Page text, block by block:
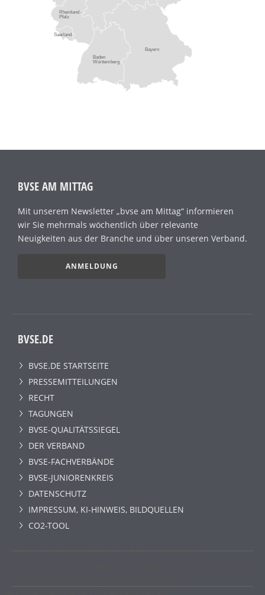
Baden
Württemberg
Bayern
Rheinland -
Pfalz
Saarland
BVSE AM MITTAG
Mit unserem Newsletter „bvse am Mittag“ informieren
wir Sie mehrmals wöchentlich über relevante
Neuigkeiten aus der Branche und über unseren Verband.
ANMELDUNG
BVSE.DE
BVSE.DE STARTSEITE
PRESSEMITTEILUNGEN
RECHT
TAGUNGEN
BVSE-QUALITÄTSSIEGEL
DER VERBAND
BVSE-FACHVERBÄNDE
BVSE-JUNIORENKREIS
DATENSCHUTZ
IMPRESSUM, KI-HINWEIS, BILDQUELLEN
CO2-TOOL
Wir benutzen lediglich technisch notwendige